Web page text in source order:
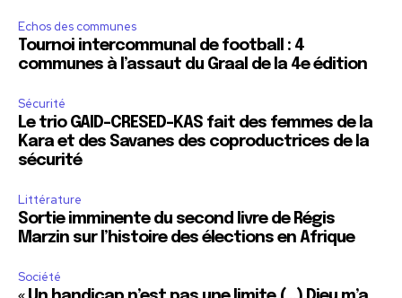
Echos des communes
Tournoi intercommunal de football : 4
communes à l’assaut du Graal de la 4e édition
Sécurité
Le trio GAID-CRESED-KAS fait des femmes de la
Kara et des Savanes des coproductrices de la
sécurité
Littérature
Sortie imminente du second livre de Régis
Marzin sur l’histoire des élections en Afrique
Société